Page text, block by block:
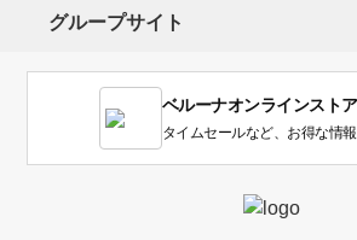
グループサイト
ベルーナオンラインスト
タイムセールなど、お得な情報